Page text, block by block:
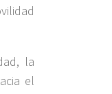
la
el